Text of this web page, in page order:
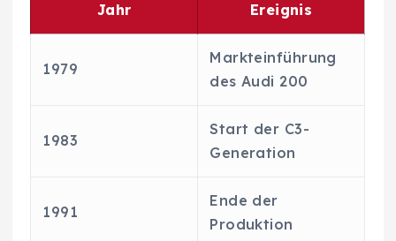
Jahr Ereignis
1979
Markteinführung
des Audi 200
1983
Start der C3-
Generation
1991
Ende der
Produktion